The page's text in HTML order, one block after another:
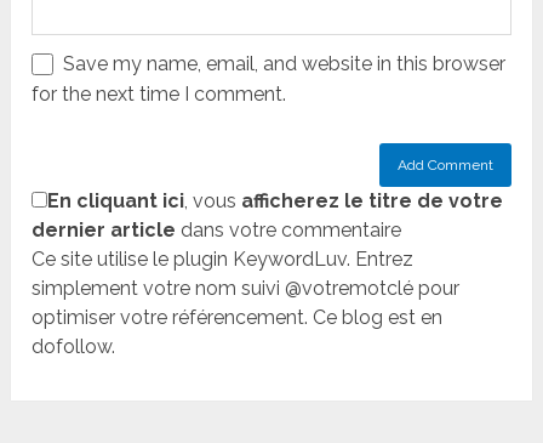
Save my name, email, and website in this browser
for the next time I comment.
En cliquant ici, vous afficherez le titre de votre
dernier article dans votre commentaire
Ce site utilise le plugin KeywordLuv. Entrez
simplement votre nom suivi @votremotclé pour
optimiser votre référencement. Ce blog est en
dofollow.